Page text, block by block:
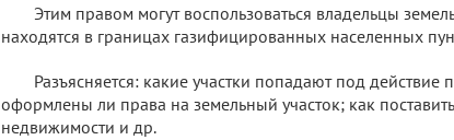
Этим правом могут воспользоваться владельцы
находятся в границах газифицированных населенных
Разъясняется: какие участки попадают под действие
оформлены ли права на земельный участок; как
недвижимости и др.